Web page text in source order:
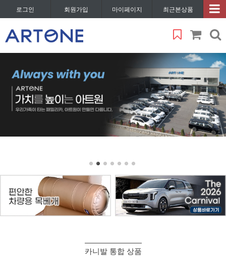
로그인 회원가입 마이페이지 최근본상품
카니발 통합 상품